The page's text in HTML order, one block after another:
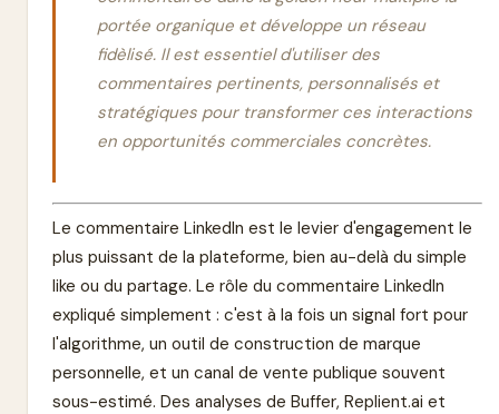
portée organique et développe un réseau
fidèlisé. Il est essentiel d'utiliser des
commentaires pertinents, personnalisés et
stratégiques pour transformer ces interactions
en opportunités commerciales concrètes.
Le commentaire LinkedIn est le levier d'engagement le
plus puissant de la plateforme, bien au-delà du simple
like ou du partage. Le rôle du commentaire LinkedIn
expliqué simplement : c'est à la fois un signal fort pour
l'algorithme, un outil de construction de marque
personnelle, et un canal de vente publique souvent
sous-estimé. Des analyses de Buffer, Replient.ai et